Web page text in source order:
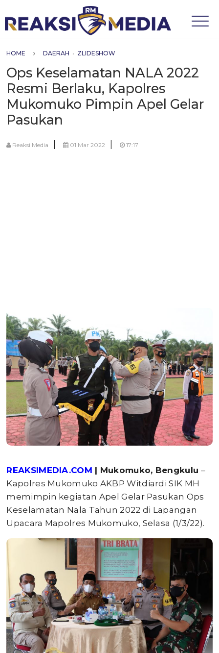
HOME DAERAH • ZLIDESHOW
Ops Keselamatan NALA 2022
Resmi Berlaku, Kapolres
Mukomuko Pimpin Apel Gelar
Pasukan
Reaksi Media | 01 Mar 2022 | 17:17
REAKSIMEDIA.COM | Mukomuko, Bengkulu –
Kapolres Mukomuko AKBP Witdiardi SIK MH
memimpin kegiatan Apel Gelar Pasukan Ops
Keselamatan Nala Tahun 2022 di Lapangan
Upacara Mapolres Mukomuko, Selasa (1/3/22).